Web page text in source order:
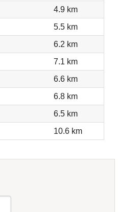
4.9 km
5.5 km
6.2 km
7.1 km
6.6 km
6.8 km
6.5 km
10.6 km